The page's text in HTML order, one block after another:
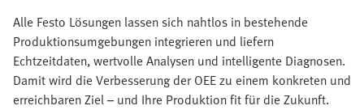
Alle Festo Lösungen lassen sich nahtlos in bestehende
Produktionsumgebungen integrieren und liefern
Echtzeitdaten, wertvolle Analysen und intelligente Diagnosen.
Damit wird die Verbesserung der OEE zu einem konkreten und
erreichbaren Ziel – und Ihre Produktion fit für die Zukunft.